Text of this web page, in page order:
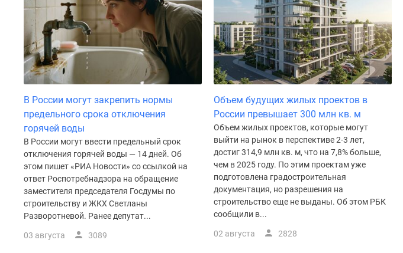
новостроек
Субсидированная
застройщиком
Rutube
Москве
реновации
Москве
Новостройки
премиум-
класса
Новостройки
бизнес-
Рассрочка
В России могут закрепить нормы
предельного срока отключения
горячей воды
В России могут ввести предельный срок
отключения горячей воды — 14 дней. Об
этом пишет «РИА Новости» со ссылкой на
ответ Роспотребнадзора на обращение
заместителя председателя Госдумы по
строительству и ЖКХ Светланы
Разворотневой. Ранее депутат...
03 августа 3089
Объем будущих жилых проектов в
России превышает 300 млн кв. м
Объем жилых проектов, которые могут
выйти на рынок в перспективе 2-3 лет,
достиг 314,9 млн кв. м, что на 7,8% больше,
чем в 2025 году. По этим проектам уже
подготовлена градостроительная
документация, но разрешения на
строительство еще не выданы. Об этом РБК
сообщили в...
02 августа 2828